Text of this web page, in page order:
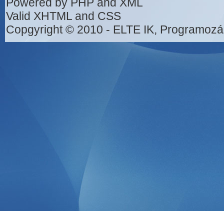
Valid XHTML and CSS
Copgyright © 2010 - ELTE IK,